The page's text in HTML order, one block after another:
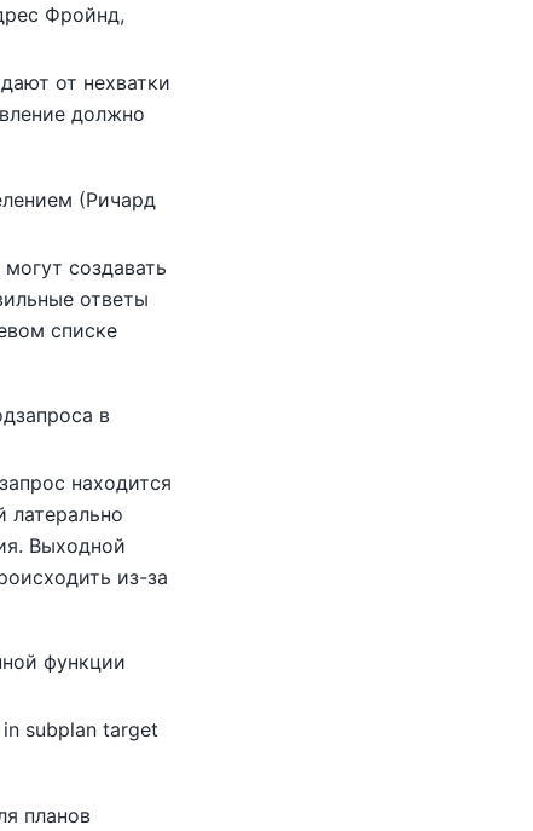
Фройнд,
от нехватки
должно
(Ричард
создавать
ответы
списке
в
находится
Выходной
из-за
функции
subplan target
планов